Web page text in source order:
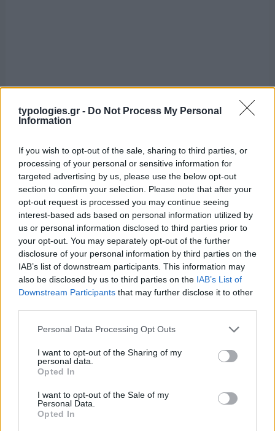
typologies.gr - Do Not Process My Personal
Information
If you wish to opt-out of the sale, sharing to third parties, or
processing of your personal or sensitive information for
targeted advertising by us, please use the below opt-out
section to confirm your selection. Please note that after your
opt-out request is processed you may continue seeing
interest-based ads based on personal information utilized by
us or personal information disclosed to third parties prior to
your opt-out. You may separately opt-out of the further
disclosure of your personal information by third parties on the
IAB’s list of downstream participants. This information may
also be disclosed by us to third parties on the IAB’s List of
Downstream Participants that may further disclose it to other
Please note that this website/app uses one or more Google
not limited to your visit or usage behaviour. You may click to
grant or deny consent to Google and its third-party tags to
use your data for below specified purposes in below Google
consent section.
Personal Data Processing Opt Outs
I want to opt-out of the Sharing of my
personal data.
Opted In
I want to opt-out of the Sale of my
Personal Data.
Opted In